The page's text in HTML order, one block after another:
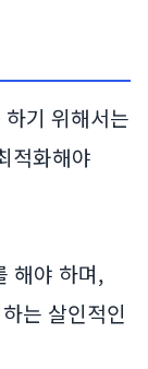
기 위해서는
적화해야
해야 하며,
는 살인적인